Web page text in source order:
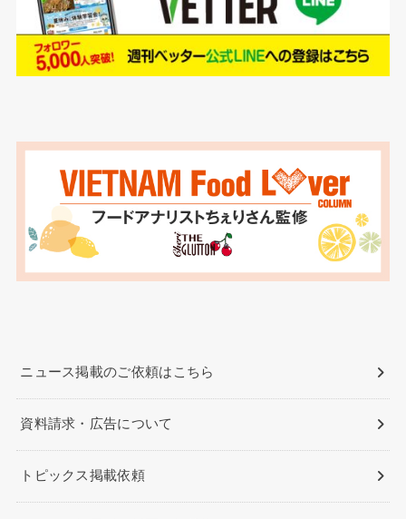
ニュース掲載のご依頼はこちら
資料請求・広告について
トピックス掲載依頼